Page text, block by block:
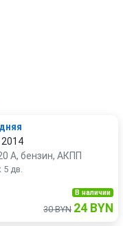
2014
A, бензин, АКПП
5 дв.
В наличии
30 BYN 24 BYN